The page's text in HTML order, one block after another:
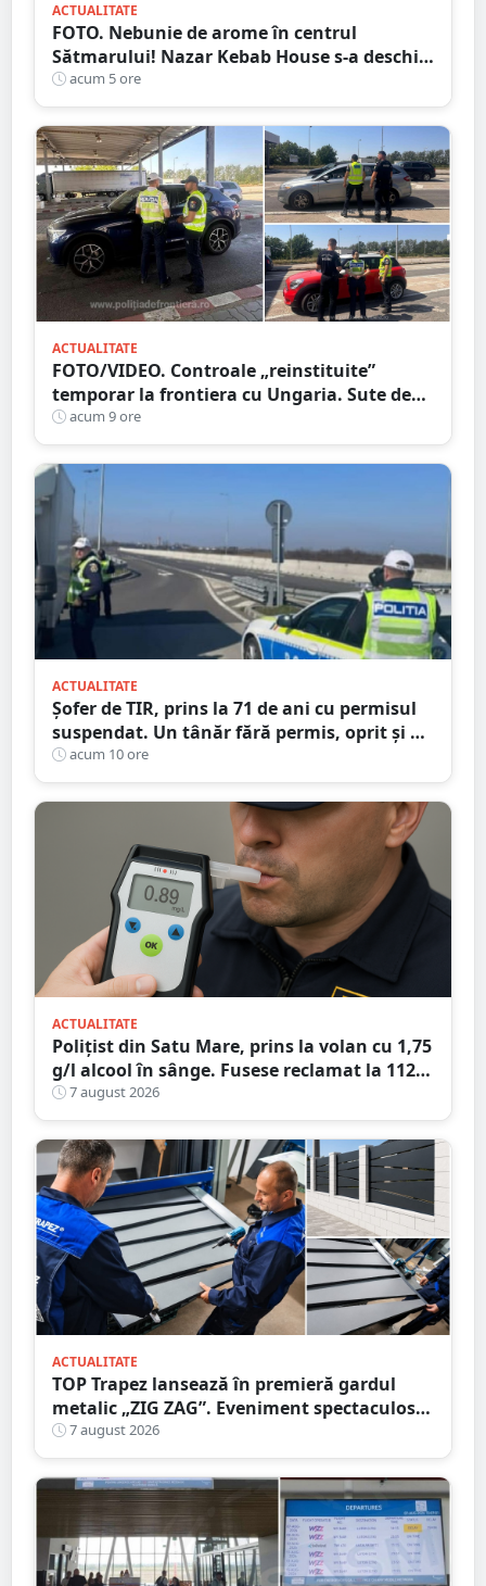
ACTUALITATE
FOTO. Nebunie de arome în centrul
Sătmarului! Nazar Kebab House s-a deschis
cu șaorma la 20 de lei
acum 5 ore
ACTUALITATE
FOTO/VIDEO. Controale „reinstituite”
temporar la frontiera cu Ungaria. Sute de
persoane și mașini, verificate în județul
Satu Mare
acum 9 ore
ACTUALITATE
Șofer de TIR, prins la 71 de ani cu permisul
suspendat. Un tânăr fără permis, oprit și el
la Petea
acum 10 ore
ACTUALITATE
Polițist din Satu Mare, prins la volan cu 1,75
g/l alcool în sânge. Fusese reclamat la 112
că circula pe contrasens
7 august 2026
ACTUALITATE
TOP Trapez lansează în premieră gardul
metalic „ZIG ZAG”. Eveniment spectaculos
în Grădina Romei
7 august 2026